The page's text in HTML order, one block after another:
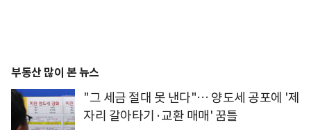
부동산 많이 본 뉴스
"그 세금 절대 못 낸다"… 양도세 공포에 '제
자리 갈아타기·교환 매매' 꿈틀